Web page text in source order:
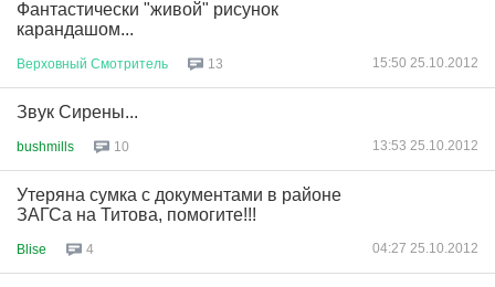
Фантастически "живой" рисунок
карандашом...
Верховный Смотритель 13 15:50 25.10.2012
Звук Сирены...
bushmills 10 13:53 25.10.2012
Утеряна сумка с документами в районе
ЗАГСа на Титова, помогите!!!
Blise 4 04:27 25.10.2012